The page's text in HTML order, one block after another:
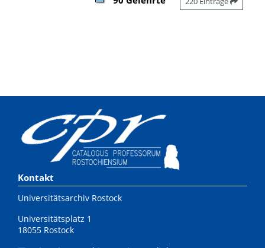
Kontakt
Universitätsarchiv Rostock
Universitätsplatz 1
18055 Rostock